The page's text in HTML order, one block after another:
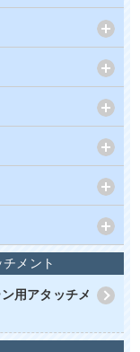
メント
用アタッチメ